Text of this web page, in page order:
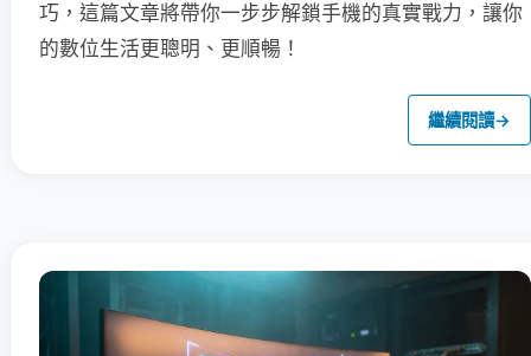
巧，這篇文章將帶你一步步解鎖手機的真實戰力，讓你
的數位生活更聰明、更順暢！
繼續閱讀→